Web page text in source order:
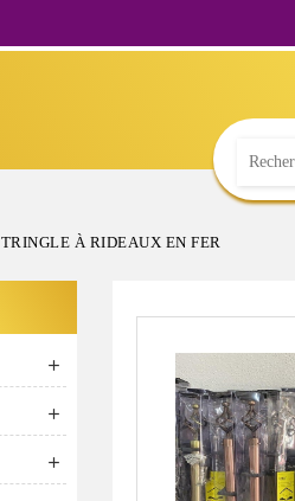
TRINGLE À RIDEAUX EN FER


